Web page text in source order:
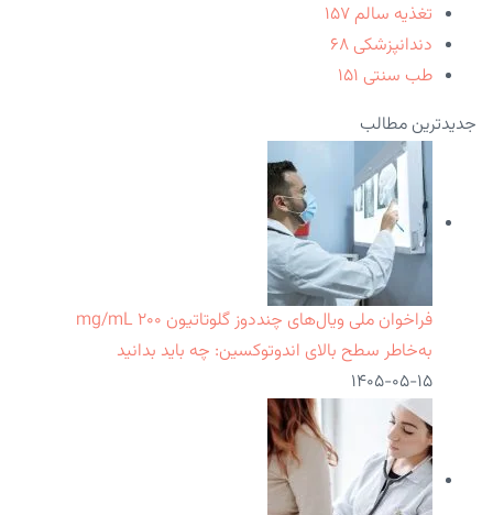
تغذیه سالم ۱۵۷
دندانپزشکی ۶۸
طب سنتی ۱۵۱
جدیدترین مطالب
فراخوان ملی ویال‌های چنددوز گلوتاتیون ۲۰۰ mg/mL
به‌خاطر سطح بالای اندوتوکسین: چه باید بدانید
۱۴۰۵-۰۵-۱۵